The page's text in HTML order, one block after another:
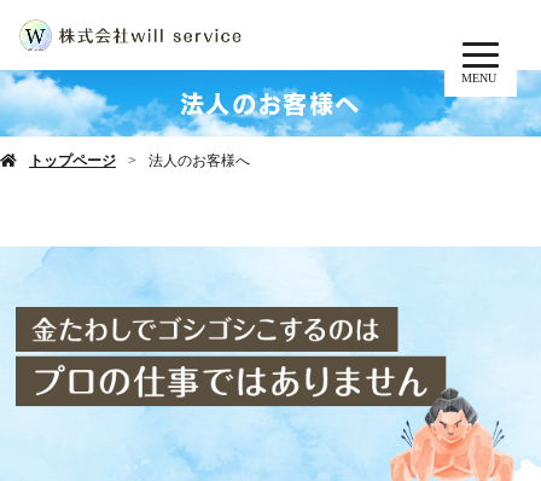
MENU
法人のお客様へ
トップページ 法人のお客様へ